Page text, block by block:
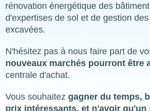
rénovation énergétique des
d'expertises de sol et de gestion
excavées.
N'hésitez pas à nous faire part de
nouveaux marchés pourront être
centrale d'achat.
Vous souhaitezgagner du temps,
prix intéressants, et n'avoir qu'un